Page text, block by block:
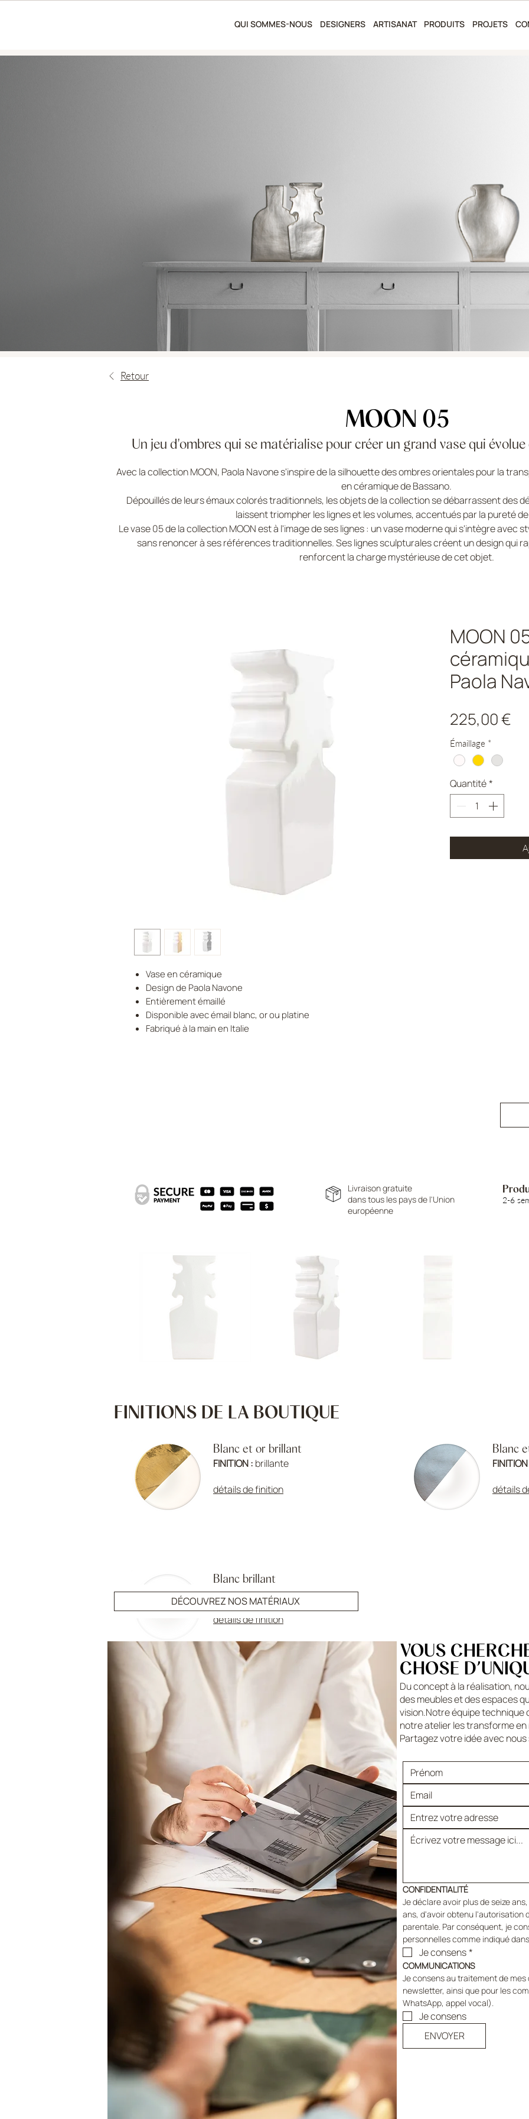
QUI SOMMES-NOUS DESIGNERS ARTISANAT PRODUITS PROJETS
Retour
MOON 05
Un jeu d'ombres qui se matérialise pour créer un grand vase qui
Avec la collection MOON, Paola Navone s'inspire de la silhouette des ombres orientales pour la
en céramique de Bassano.
Dépouillés de leurs émaux colorés traditionnels, les objets de la collection se débarrassent des
laissent triompher les lignes et les volumes, accentués par la pureté
Le vase 05 de la collection MOON est à l'image de ses lignes : un vase moderne qui s'intègre avec
sans renoncer à ses références traditionnelles. Ses lignes sculpturales créent un design qui
renforcent la charge mystérieuse de cet objet.
Vase en céramique
Design de Paola Navone
Entièrement émaillé
Disponible avec émail blanc, or ou platine
Fabriqué à la main en Italie
MOON
Paola
225,00 €
Émaillage *
Quantité*
Livraison gratuite
dans tous les pays de l'Union
européenne
2-6
FINITIONS DE LA BOUTIQUE
Blanc et or brillant
FINITION : brillante
détails de finition
Blanc brillant
FINITION :brillante
détails de finition
Blanc
détails
DÉCOUVREZ NOS MATÉRIAUX
VOUS
CHOSE
Du concept à la réalisation,
des meubles et des espaces
vision.Notre équipe technique
notre atelier les transforme
Partagez votre idée avec
CONFIDENTIALITÉ
Je déclare avoir plus de seize
ans, d'avoir obtenu l'autorisation
parentale. Par conséquent, je
personnelles comme indiqué
Je consens*
COMMUNICATIONS
Je consens au traitement de
newsletter, ainsi que pour les
WhatsApp, appel vocal).
Je consens
ENVOYER